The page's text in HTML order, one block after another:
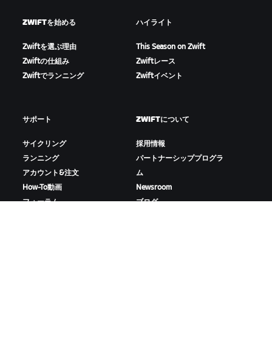
ZWIFTを始める
Zwiftを選ぶ理由
Zwiftの仕組み
Zwiftでランニング
ハイライト
This Season on Zwift
Zwiftレース
Zwiftイベント
サポート
サイクリング
ランニング
アカウント&注文
How-To動画
フォーラム
ZWIFTについて
採用情報
パートナーシッププログラ
ム
Newsroom
ブログ